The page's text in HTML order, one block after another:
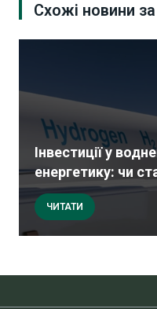
Схожі новини
Інвестиції у
енергетику: чи
ЧИТАТИ